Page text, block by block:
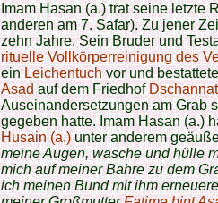
Imam Hasan (a.) trat seine letzte
anderen am 7. Safar). Zu jener
zehn Jahre. Sein Bruder und
rituelle Vollkörperreinigung des
einLeichentuchvor und
Asadauf dem Friedhof
Auseinandersetzungen am Grab
gegeben hatte. Imam Hasan (a.)
Husain (a.)unter anderem
meine Augen, wasche und hülle
mich auf meiner Bahre zu dem
ich meinen Bund mit ihm